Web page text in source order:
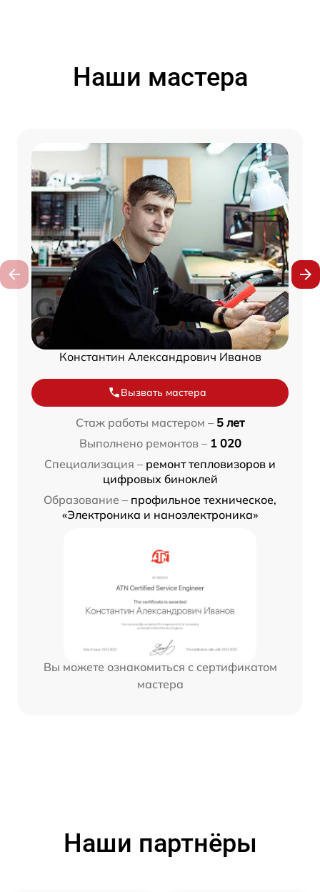
Наши мастера
Константин Александрович Иванов
Вызвать мастера
Стаж работы мастером – 5 лет
Выполнено ремонтов – 1 020
Специализация – ремонт тепловизоров и
цифровых биноклей
Образование – профильное техническое,
«Электроника и наноэлектроника»
Вы можете ознакомиться с сертификатом
мастера
Наши партнёры